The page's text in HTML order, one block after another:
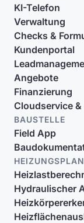
KI-Telefon
Verwaltung
Checks &
Kundenportal
Angebote
Finanzierung
Cloudservice
BAUSTELLE
Field App
Hydraulischer